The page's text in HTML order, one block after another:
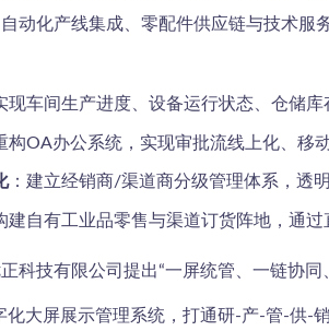
动化产线集成、零配件供应链与技术
现车间生产进度、设备运行状态、仓储
构OA办公系统，实现审批流线上化、移
：建立经销商/渠道商分级管理体系，透
建自有工业品零售与渠道订货阵地，通
科技有限公司提出“一屏统管、一链协同
化大屏展示管理系统，打通研-产-管-供-